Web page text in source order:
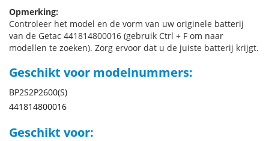
Opmerking:
Controleer het model en de vorm van uw originele batterij
van de Getac 441814800016 (gebruik Ctrl + F om naar
modellen te zoeken). Zorg ervoor dat u de juiste batterij krijgt.
Geschikt voor modelnummers:
BP2S2P2600(S)
441814800016
Geschikt voor: